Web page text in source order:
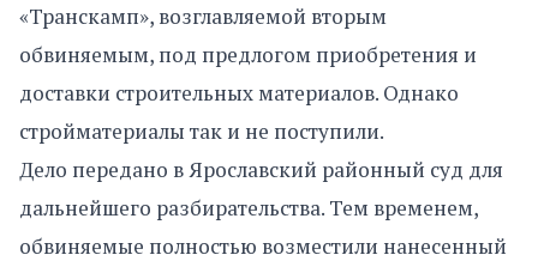
«Транскамп», возглавляемой вторым
обвиняемым, под предлогом приобретения и
доставки строительных материалов. Однако
стройматериалы так и не поступили.
Дело передано в Ярославский районный суд для
дальнейшего разбирательства. Тем временем,
обвиняемые полностью возместили нанесенный